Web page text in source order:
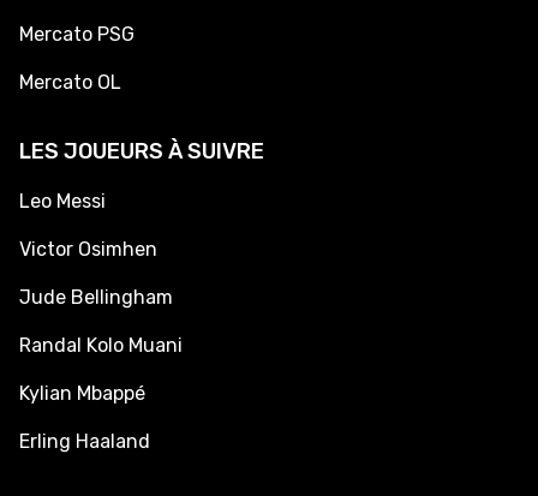
Mercato PSG
Mercato OL
LES JOUEURS À SUIVRE
Leo Messi
Victor Osimhen
Jude Bellingham
Randal Kolo Muani
Kylian Mbappé
Erling Haaland